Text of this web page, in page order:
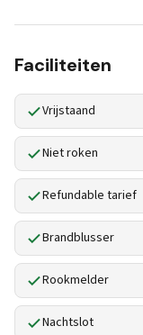
Faciliteiten
Vrijstaand
Niet roken
Refundable tarief
Brandblusser
Rookmelder
Nachtslot